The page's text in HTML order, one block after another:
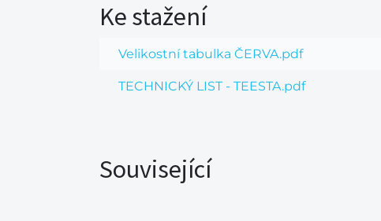
Ke stažení
Velikostní tabulka ČERVA.pdf
TECHNICKÝ LIST - TEESTA.pdf
Související